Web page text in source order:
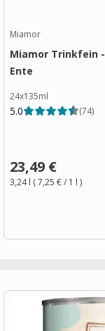
Miamor
Miamor Trinkfein
Ente
24x135ml
5.0 (74)
23,49 €
3,24 l (7,25 €/ 1 l )